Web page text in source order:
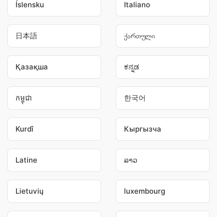
Íslensku Italiano
日本語 ქართული
Қазақша ಕನ್ನಡ
កម្ពុជា 한국어
Kurdî Кыргызча
Latine ລາວ
Lietuvių luxembourg